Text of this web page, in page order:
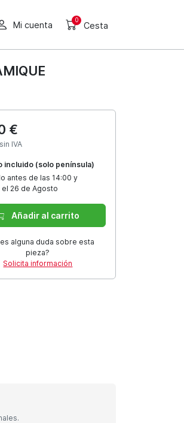
Mi cuenta 0
Cesta
€
IVA
incluido (solo península)
antes de las 14:00 y
26 de Agosto
Añadir al carrito
alguna duda sobre esta
pieza?
Solicita información